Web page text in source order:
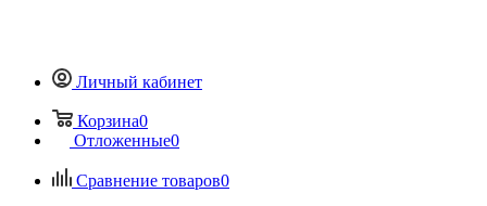
Личный кабинет
Корзина0
Отложенные0
Сравнение товаров0